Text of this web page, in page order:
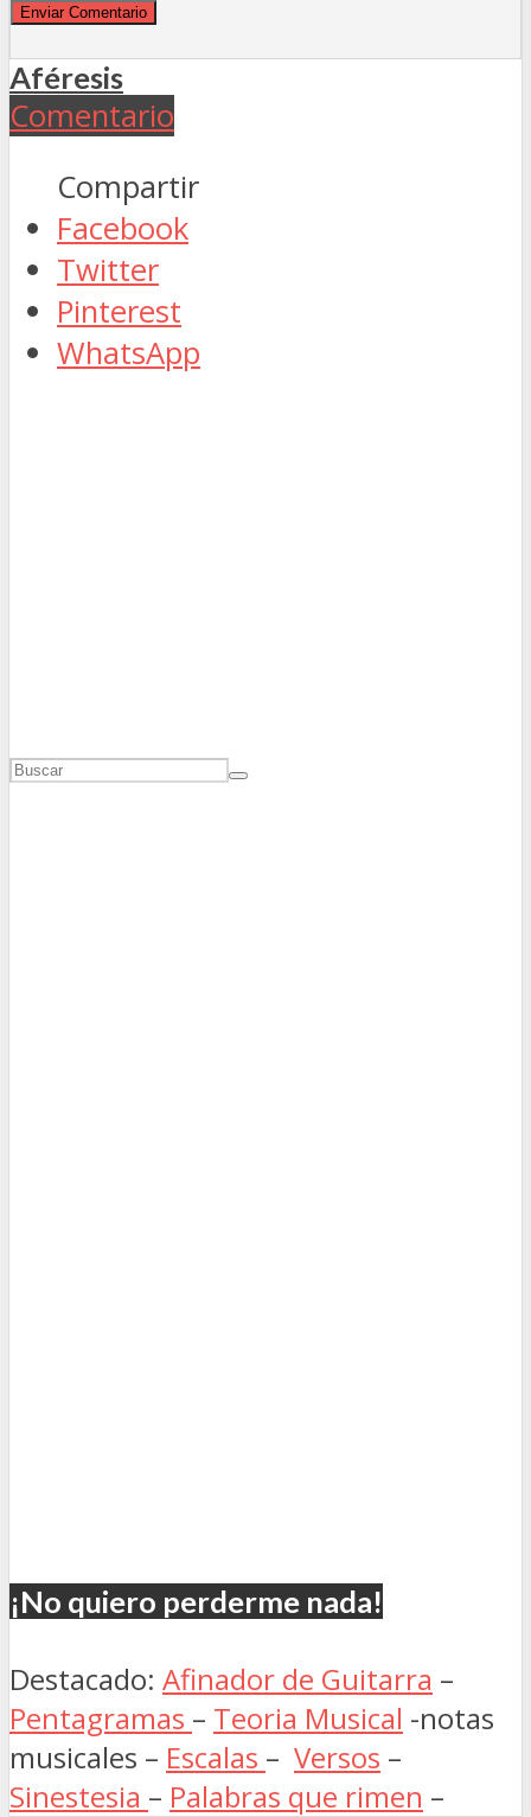
Aféresis
Comentario
Compartir
Facebook
Twitter
Pinterest
WhatsApp
¡No quiero perderme nada!
Destacado: Afinador de Guitarra –
Pentagramas – Teoria Musical -notas
musicales – Escalas – Versos –
Sinestesia – Palabras que rimen –